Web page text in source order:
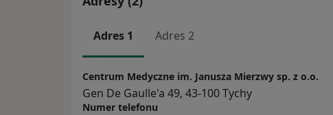
Adres 1 Adres 2
Centrum Medyczne im. Janusza Mierzwy sp. z o.o.
Gen De Gaulle'a 49, 43-100 Tychy
Numer telefonu